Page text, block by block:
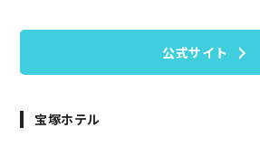
公式サイト
宝塚ホテル